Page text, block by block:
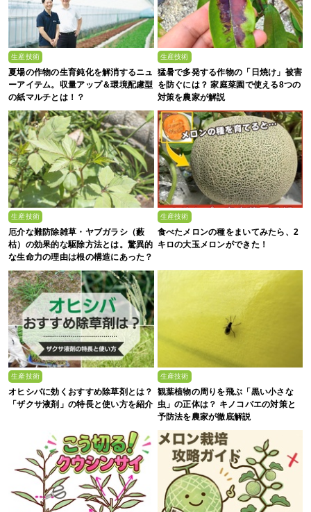
生産技術
夏場の作物の生育鈍化を解消するニュ
ーアイテム。収量アップ＆環境配慮型
の紙マルチとは！？
生産技術
猛暑で多発する作物の「日焼け」被害
を防ぐには？ 家庭菜園で使える8つの
対策を農家が解説
生産技術
厄介な難防除雑草・ヤブガラシ（藪
枯）の効果的な駆除方法とは。驚異的
な生命力の理由は根の構造にあった？
生産技術
食べたメロンの種をまいてみたら、2
キロの大玉メロンができた！
生産技術
オヒシバに効くおすすめ除草剤とは？
「ザクサ液剤」の特長と使い方を紹介
生産技術
観葉植物の周りを飛ぶ「黒い小さな
虫」の正体は？ キノコバエの対策と
予防法を農家が徹底解説